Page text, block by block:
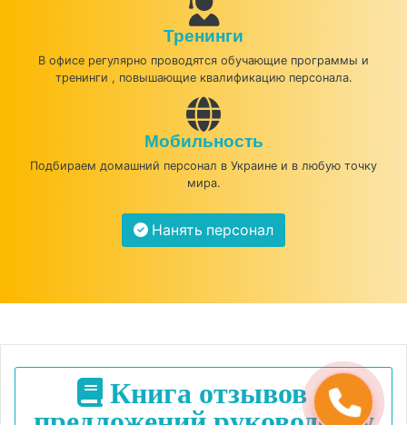
Тренинги
В офисе регулярно проводятся обучающие программы и
тренинги , повышающие квалификацию персонала.
Мобильность
Подбираем домашний персонал в Украине и в любую точку
мира.
Нанять персонал
Книга отзывов и